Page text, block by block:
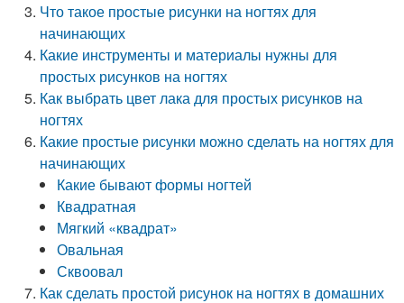
Что такое простые рисунки на ногтях для
начинающих
Какие инструменты и материалы нужны для
простых рисунков на ногтях
Как выбрать цвет лака для простых рисунков на
ногтях
Какие простые рисунки можно сделать на ногтях для
начинающих
Какие бывают формы ногтей
Квадратная
Мягкий «квадрат»
Овальная
Сквоовал
Как сделать простой рисунок на ногтях в домашних